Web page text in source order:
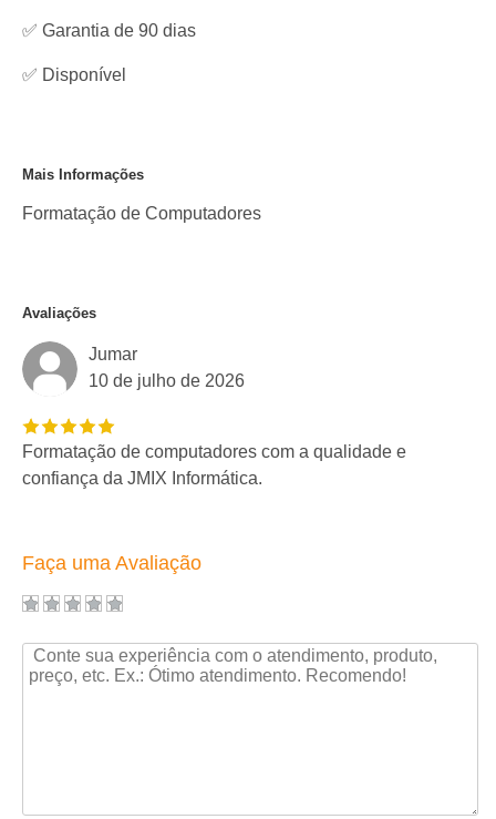
✅ Garantia de 90 dias
✅ Disponível
Mais Informações
Formatação de Computadores
Avaliações
Jumar
10 de julho de 2026
Formatação de computadores com a qualidade e
confiança da JMIX Informática.
Faça uma Avaliação